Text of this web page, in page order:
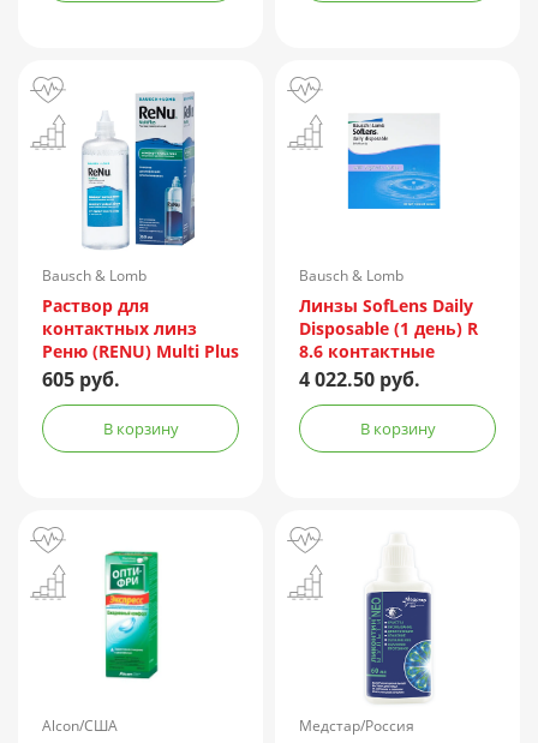
Bausch & Lomb
Incorporated/Италия
Раствор для
контактных линз
Реню (RENU) Multi Plus
360мл + контейнер
605 руб.
В корзину
Bausch & Lomb
Линзы SofLens Daily
Disposable (1 день) R
8.6 контактные
мягкие корриг. -1,50
4 022.50 руб.
В корзину
Alcon/США Медстар/Россия